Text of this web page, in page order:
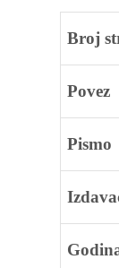
Broj
Povez
Pismo